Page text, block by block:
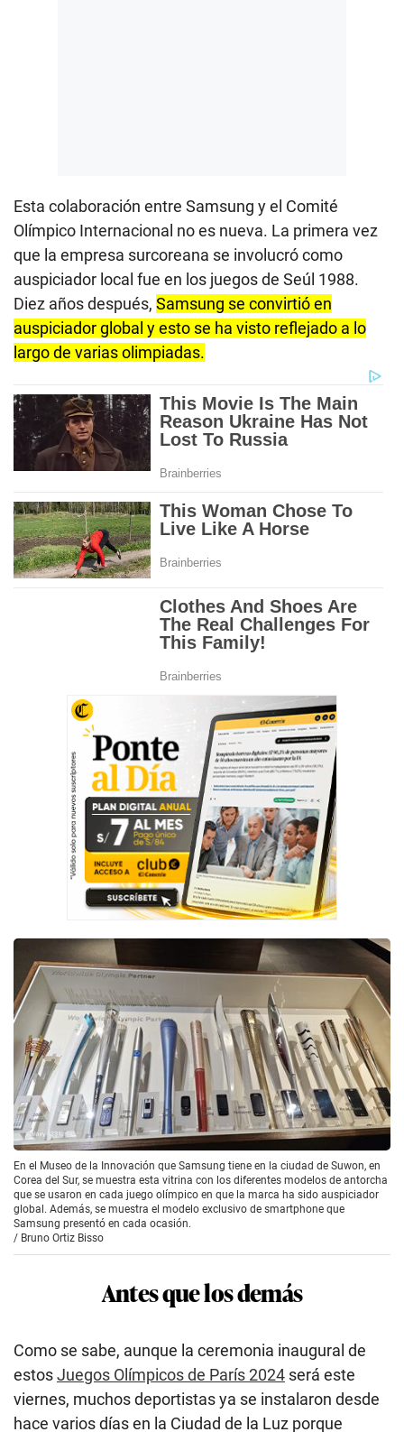
Esta colaboración entre Samsung y el Comité
Olímpico Internacional no es nueva. La primera vez
que la empresa surcoreana se involucró como
auspiciador local fue en los juegos de Seúl 1988.
Diez años después, Samsung se convirtió en
auspiciador global y esto se ha visto reflejado a lo
largo de varias olimpiadas.
En el Museo de la Innovación que Samsung tiene en la ciudad de Suwon, en
Corea del Sur, se muestra esta vitrina con los diferentes modelos de antorcha
que se usaron en cada juego olímpico en que la marca ha sido auspiciador
global. Además, se muestra el modelo exclusivo de smartphone que
Samsung presentó en cada ocasión.
/ Bruno Ortiz Bisso
Antes que los demás
Como se sabe, aunque la ceremonia inaugural de
estosJuegos Olímpicos de París 2024 será este
viernes, muchos deportistas ya se instalaron desde
hace varios días en la Ciudad de la Luz porque